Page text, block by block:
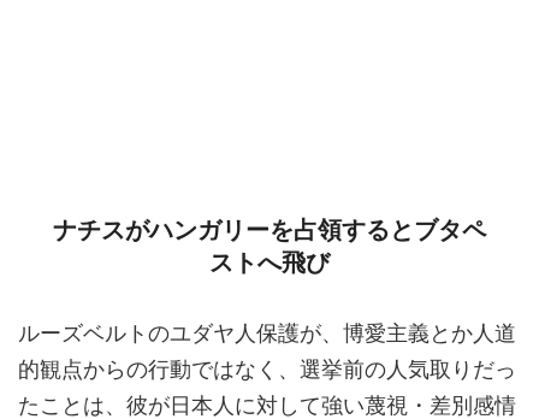
ナチスがハンガリーを占領するとブタペ
ストへ飛び
ルーズベルトのユダヤ人保護が、博愛主義とか人道
的観点からの行動ではなく、選挙前の人気取りだっ
たことは、彼が日本人に対して強い蔑視・差別感情